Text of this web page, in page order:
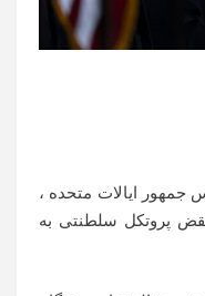
جمهور ایالات متحده ،
پروتکل سلطنتی به